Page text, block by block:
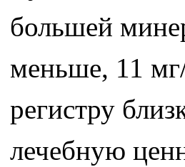
большей
меньше, 11
регистру
лечебную